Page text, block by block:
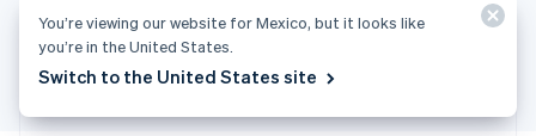
Qué es pagoPA y cómo funciona
FrançaisEnglish
Gibraltar
English
English
You’re viewing our website for Mexico, but it looks like
you’re in the United States.
Switch to the United States site